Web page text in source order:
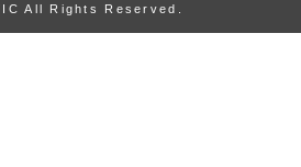
All Rights Reserved.